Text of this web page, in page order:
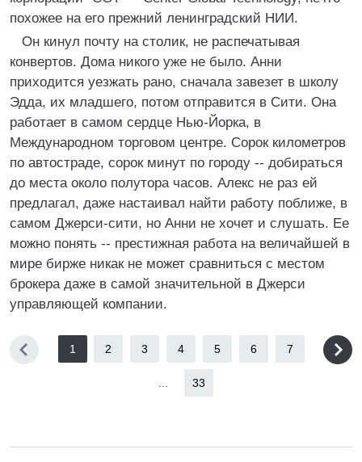
похожее на его прежний ленинградский НИИ.
Он кинул почту на столик, не распечатывая
конвертов. Дома никого уже не было. Анни
приходится уезжать рано, сначала завезет в школу
Эдда, их младшего, потом отправится в Сити. Она
работает в самом сердце Нью-Йорка, в
Международном торговом центре. Сорок километров
по автостраде, сорок минут по городу -- добираться
до места около полутора часов. Алекс не раз ей
предлагал, даже настаивал найти работу поближе, в
самом Джерси-сити, но Анни не хочет и слушать. Ее
можно понять -- престижная работа на величайшей в
мире бирже никак не может сравниться с местом
брокера даже в самой значительной в Джерси
управляющей компании.
1 2 3 4 5 6 7
33